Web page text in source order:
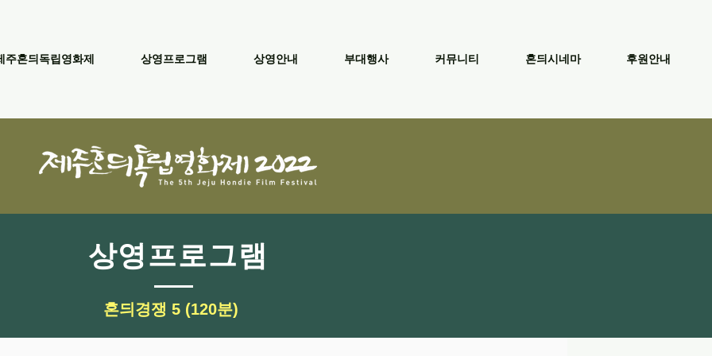
주혼듸독립영화제 상영프로그램 상영안내 부대행사 커뮤니티 혼듸시네마 후원안내
​상영프로그램
​혼듸경쟁 5 (120분)